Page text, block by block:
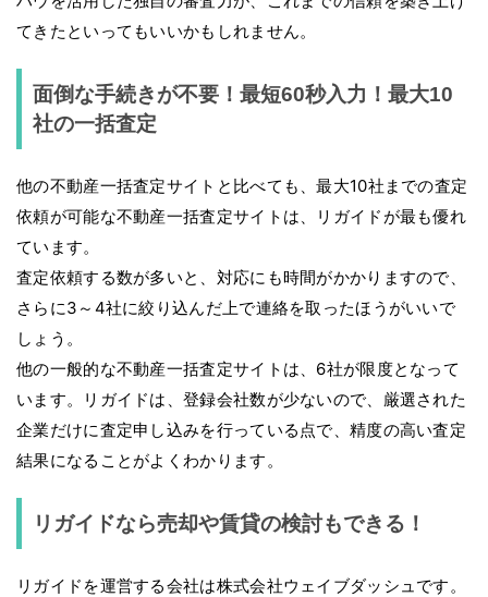
てきたといってもいいかもしれません。
面倒な手続きが不要！最短60秒入力！最大10
社の一括査定
他の不動産一括査定サイトと比べても、最大10社までの査定
依頼が可能な不動産一括査定サイトは、リガイドが最も優れ
ています。
査定依頼する数が多いと、対応にも時間がかかりますので、
さらに3～4社に絞り込んだ上で連絡を取ったほうがいいで
しょう。
他の一般的な不動産一括査定サイトは、6社が限度となって
います。リガイドは、登録会社数が少ないので、厳選された
企業だけに査定申し込みを行っている点で、精度の高い査定
結果になることがよくわかります。
リガイドなら売却や賃貸の検討もできる！
リガイドを運営する会社は株式会社ウェイブダッシュです。